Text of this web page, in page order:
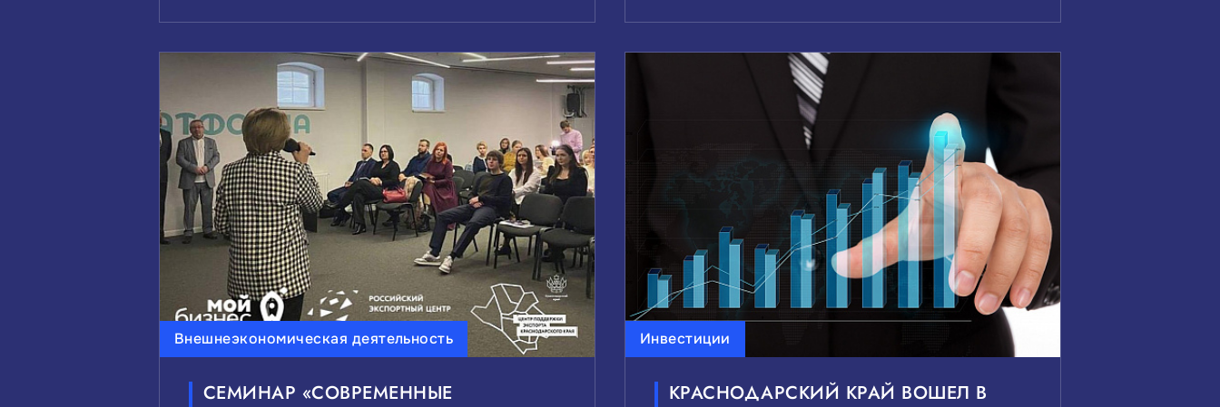
Внешнеэкономическая деятельность
СЕМИНАР «СОВРЕМЕННЫЕ
Инвестиции
КРАСНОДАРСКИЙ КРАЙ ВОШЕЛ В